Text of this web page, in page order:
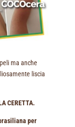
ma anche
liscia
CERETTA.
per